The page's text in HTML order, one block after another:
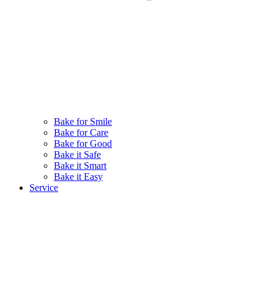
Bake for Smile
Bake for Care
Bake for Good
Bake it Safe
Bake it Smart
Bake it Easy
Service